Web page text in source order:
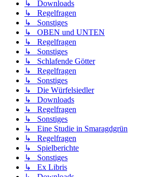
↳ Downloads
↳ Regelfragen
↳ Sonstiges
↳ OBEN und UNTEN
↳ Regelfragen
↳ Sonstiges
↳ Schlafende Götter
↳ Regelfragen
↳ Sonstiges
↳ Die Würfelsiedler
↳ Downloads
↳ Regelfragen
↳ Sonstiges
↳ Eine Studie in Smaragdgrün
↳ Regelfragen
↳ Spielberichte
↳ Sonstiges
↳ Ex Libris